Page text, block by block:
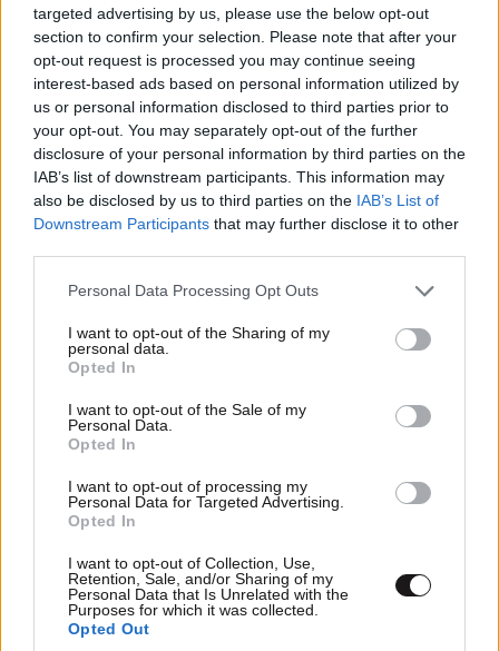
targeted advertising by us, please use the below opt-out
section to confirm your selection. Please note that after your
opt-out request is processed you may continue seeing
interest-based ads based on personal information utilized by
us or personal information disclosed to third parties prior to
your opt-out. You may separately opt-out of the further
disclosure of your personal information by third parties on the
IAB’s list of downstream participants. This information may
also be disclosed by us to third parties on the IAB’s List of
Downstream Participants that may further disclose it to other
Please note that this website/app uses one or more Google
not limited to your visit or usage behaviour. You may click to
grant or deny consent to Google and its third-party tags to
use your data for below specified purposes in below Google
consent section.
Personal Data Processing Opt Outs
I want to opt-out of the Sharing of my
personal data.
Opted In
I want to opt-out of the Sale of my
Personal Data.
Opted In
I want to opt-out of processing my
Personal Data for Targeted Advertising.
Opted In
I want to opt-out of Collection, Use,
Retention, Sale, and/or Sharing of my
Personal Data that Is Unrelated with the
Purposes for which it was collected.
Opted Out
TRENDING
ΕΛΛΑΔΑ10·08·2026 00:07
Σαν σήμερα 10 Αυγούστου: Η Ελλάδα αγγίζει
πέντε θαλασσών»